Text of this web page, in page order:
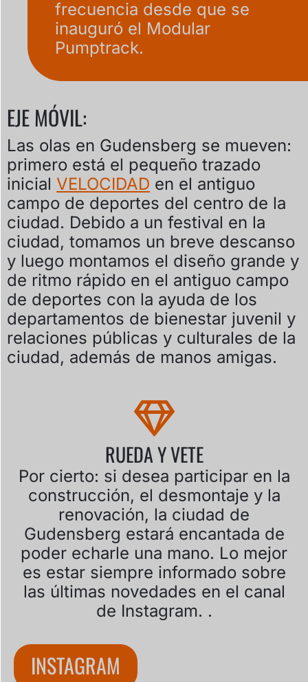
frecuencia desde que se
inauguró el Modular
Pumptrack.
EJE MÓVIL:
Las olas en Gudensberg se mueven:
primero está el pequeño trazado
inicial VELOCIDAD en el antiguo
campo de deportes del centro de la
ciudad. Debido a un festival en la
ciudad, tomamos un breve descanso
y luego montamos el diseño grande y
de ritmo rápido en el antiguo campo
de deportes con la ayuda de los
departamentos de bienestar juvenil y
relaciones públicas y culturales de la
ciudad, además de manos amigas.
RUEDA Y VETE
Por cierto: si desea participar en la
construcción, el desmontaje y la
renovación, la ciudad de
Gudensberg estará encantada de
poder echarle una mano. Lo mejor
es estar siempre informado sobre
las últimas novedades en el canal
de Instagram. .
INSTAGRAM